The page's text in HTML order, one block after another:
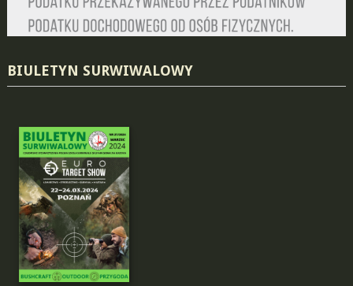
BIULETYN SURWIWALOWY